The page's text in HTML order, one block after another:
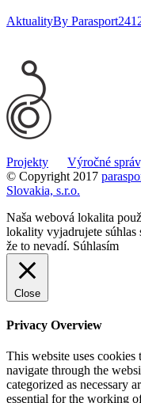
AktualityBy Parasport24
Projekty Výročné
© Copyright 2017
Slovakia, s.r.o.
Naša webová lokalita
lokality vyjadrujete súhlas
že to nevadí. Súhlasím
Close
Privacy Overview
This website uses
navigate through the
categorized as necessary
essential for the working